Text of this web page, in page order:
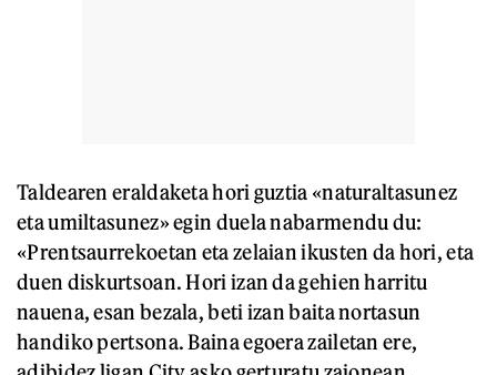
Taldearen eraldaketa hori guztia «naturaltasunez
eta umiltasunez» egin duela nabarmendu du:
«Prentsaurrekoetan eta zelaian ikusten da hori, eta
duen diskurtsoan. Hori izan da gehien harritu
nauena, esan bezala, beti izan baita nortasun
handiko pertsona. Baina egoera zailetan ere,